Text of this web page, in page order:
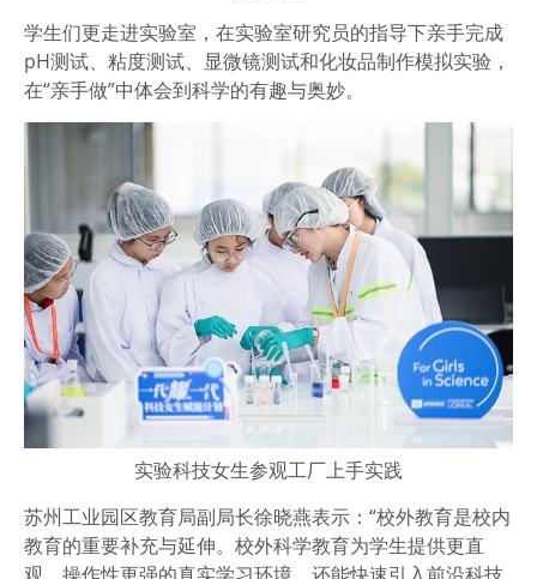
学生们更走进实验室，在实验室研究员的指导下亲手完成
pH测试、粘度测试、显微镜测试和化妆品制作模拟实验，
在“亲手做”中体会到科学的有趣与奥妙。
实验科技女生参观工厂上手实践
苏州工业园区教育局副局长徐晓燕表示：“校外教育是校内
教育的重要补充与延伸。校外科学教育为学生提供更直